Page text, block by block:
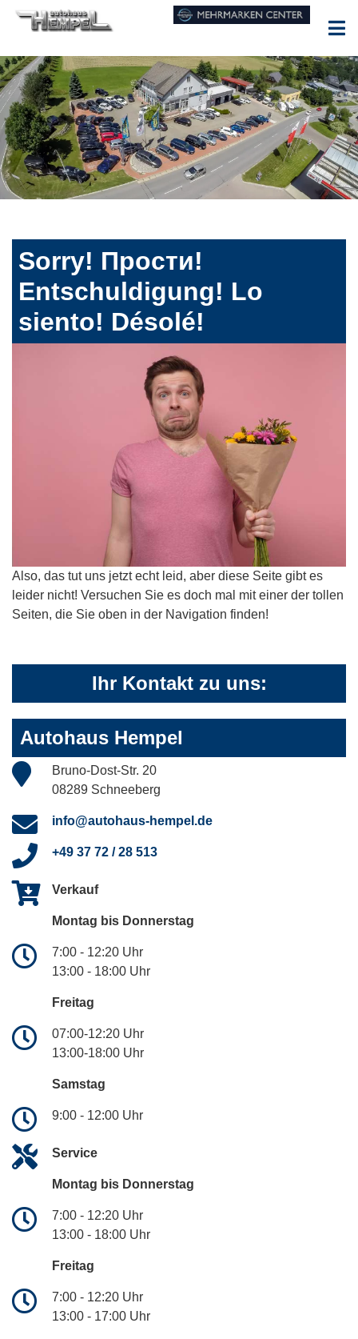
Sorry! Прости!
Entschuldigung! Lo
siento! Désolé!
Also, das tut uns jetzt echt leid, aber diese Seite gibt es
leider nicht! Versuchen Sie es doch mal mit einer der tollen
Seiten, die Sie oben in der Navigation finden!
Ihr Kontakt zu uns:
Autohaus Hempel
Bruno-Dost-Str. 20
08289 Schneeberg
info@autohaus-hempel.de
+49 37 72 / 28 513
Verkauf
Montag bis Donnerstag
7:00 - 12:20 Uhr
13:00 - 18:00 Uhr
Freitag
07:00-12:20 Uhr
13:00-18:00 Uhr
Samstag
9:00 - 12:00 Uhr
Service
Montag bis Donnerstag
7:00 - 12:20 Uhr
13:00 - 18:00 Uhr
Freitag
7:00 - 12:20 Uhr
13:00 - 17:00 Uhr